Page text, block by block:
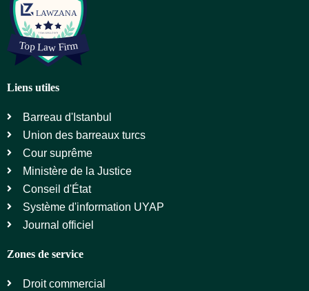
Liens utiles
Barreau d'Istanbul
Union des barreaux turcs
Cour suprême
Ministère de la Justice
Conseil d'État
Système d'information UYAP
Journal officiel
Zones de service
Droit commercial